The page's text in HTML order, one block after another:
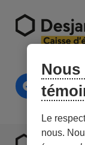
Le
nous.